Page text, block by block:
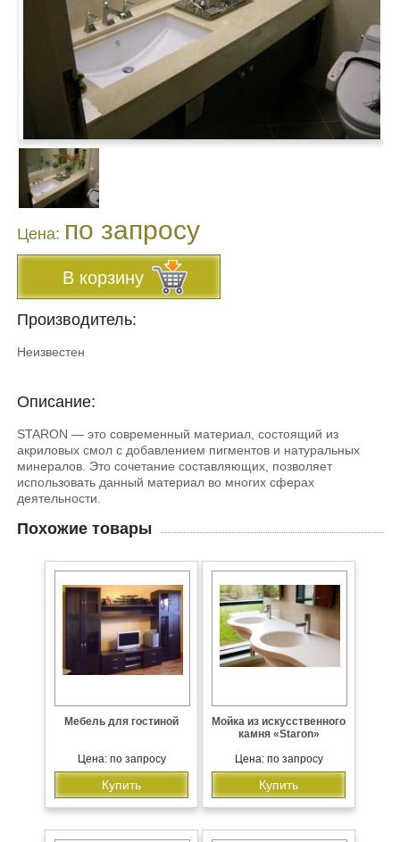
Цена: по запросу
В корзину
Производитель:
Неизвестен
Описание:
STARON — это современный материал, состоящий из
акриловых смол с добавлением пигментов и натуральных
минералов. Это сочетание составляющих, позволяет
использовать данный материал во многих сферах
деятельности.
Похожие товары
Мебель для гостиной
Цена: по запросу
Купить
Мойка из искусственного
камня «Staron»
Цена: по запросу
Купить